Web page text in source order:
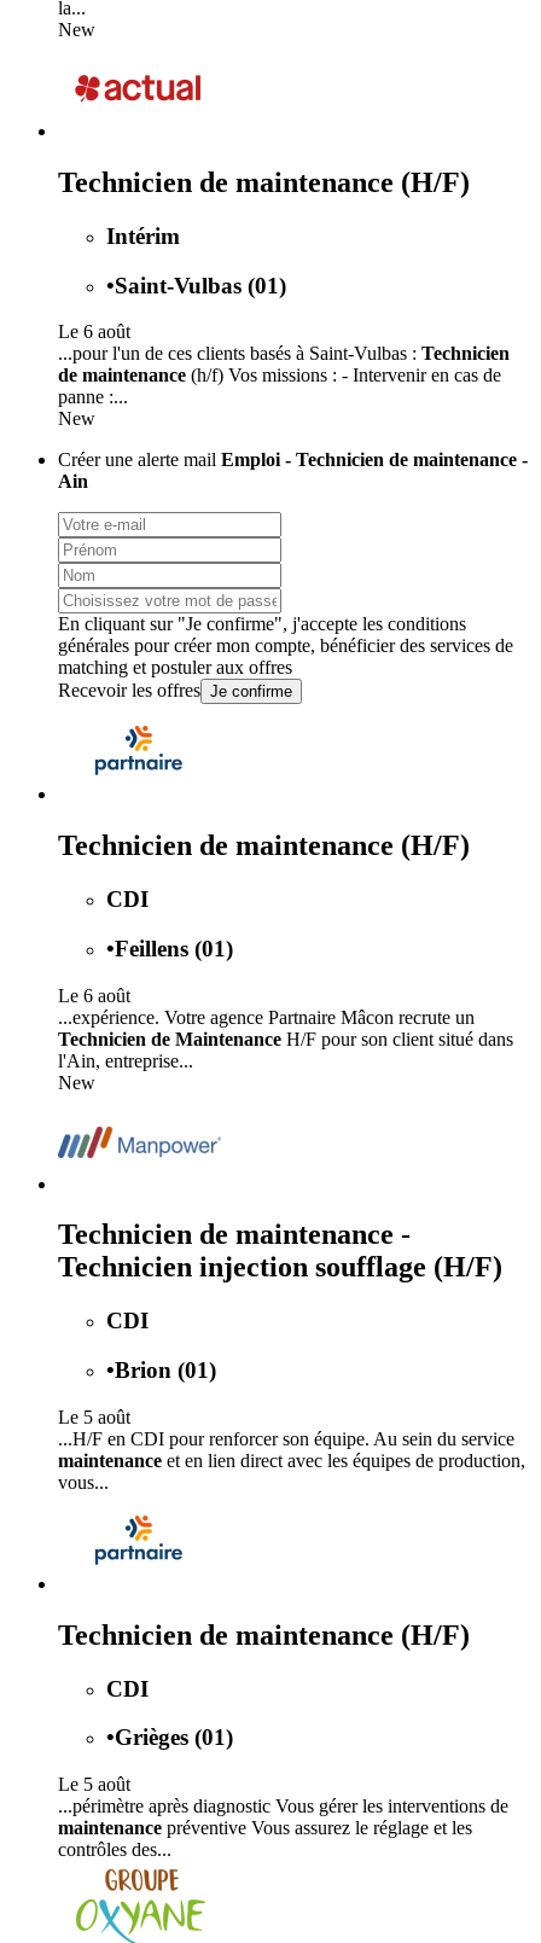
la...
New
Technicien de maintenance (H/F)
Intérim
•Saint-Vulbas (01)
Le 6 août
...pour l'un de ces clients basés à Saint-Vulbas : Technicien
de maintenance (h/f) Vos missions : - Intervenir en cas de
panne :...
New
Créer une alerte mail Emploi - Technicien de maintenance -
Ain
En cliquant sur "Je confirme", j'accepte les conditions
générales pour créer mon compte, bénéficier des services de
matching et postuler aux offres
Recevoir les offres Je confirme
Technicien de maintenance (H/F)
CDI
•Feillens (01)
Le 6 août
...expérience. Votre agence Partnaire Mâcon recrute un
Technicien de Maintenance H/F pour son client situé dans
l'Ain, entreprise...
New
Technicien de maintenance -
Technicien injection soufflage (H/F)
CDI
•Brion (01)
Le 5 août
...H/F en CDI pour renforcer son équipe. Au sein du service
maintenance et en lien direct avec les équipes de production,
vous...
Technicien de maintenance (H/F)
CDI
•Grièges (01)
Le 5 août
...périmètre après diagnostic Vous gérer les interventions de
maintenance préventive Vous assurez le réglage et les
contrôles des...